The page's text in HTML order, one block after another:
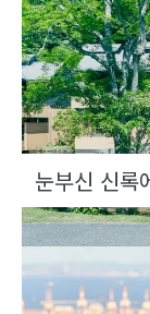
눈부신 신록